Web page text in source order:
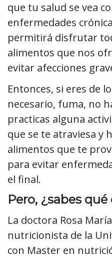
que tu salud se vea
enfermedades
permitirá disfrutar
alimentos que nos
evitar afecciones
Entonces, si eres de
necesario, fuma, no
practicas alguna
que se te atraviesa y
alimentos que te
para evitar
el final.
Pero, ¿sabes
La doctora Rosa
nutricionista de la
con Master en